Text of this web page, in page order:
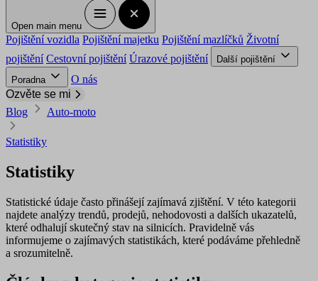
Open main menu
Pojištění vozidla Pojištění majetku Pojištění mazlíčků Životní
pojištění Cestovní pojištění Úrazové pojištění
Další pojištění
Poradna
O nás
Ozvěte se mi
Blog
Auto-moto
Statistiky
Statistiky
Statistické údaje často přinášejí zajímavá zjištění. V této kategorii
najdete analýzy trendů, prodejů, nehodovosti a dalších ukazatelů,
které odhalují skutečný stav na silnicích. Pravidelně vás
informujeme o zajímavých statistikách, které podáváme přehledně
a srozumitelně.